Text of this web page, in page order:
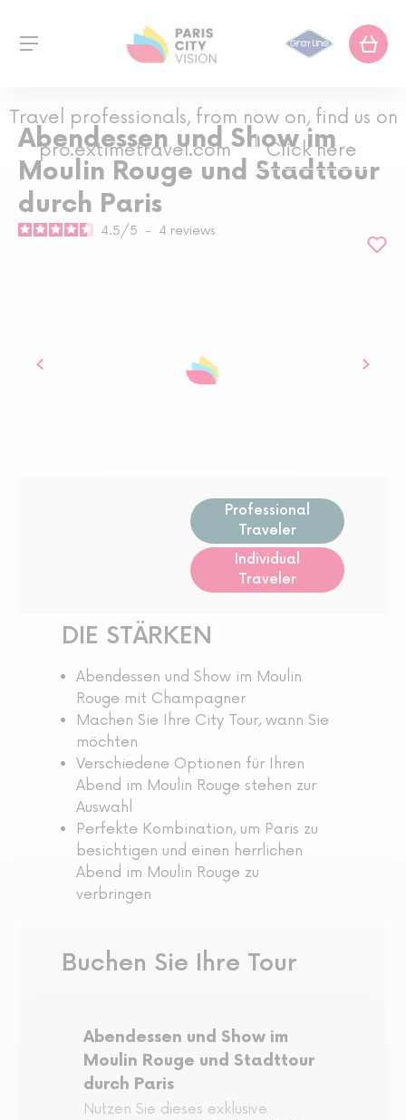
Travel professionals, from now on, find us on
pro.extimetravel.com
Click here
Abendessen und Show im
Moulin Rouge und Stadttour
durch Paris
4.5/5 - 4 reviews
Professional
Traveler
Individual
Traveler
DIE STÄRKEN
Abendessen und Show im Moulin
Rouge mit Champagner
Machen Sie Ihre City Tour, wann Sie
möchten
Verschiedene Optionen für Ihren
Abend im Moulin Rouge stehen zur
Auswahl
Perfekte Kombination, um Paris zu
besichtigen und einen herrlichen
Abend im Moulin Rouge zu
verbringen
Buchen Sie Ihre Tour
Abendessen und Show im
Moulin Rouge und Stadttour
durch Paris
Nutzen Sie dieses exklusive